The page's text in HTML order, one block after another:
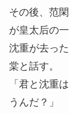
その後、范
が皇太后の
沈重が去っ
棠と話す。
「君と沈重
うんだ？」